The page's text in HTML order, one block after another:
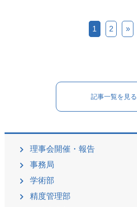
1 2 »
記事一覧を見る
理事会開催・報告
事務局
学術部
精度管理部